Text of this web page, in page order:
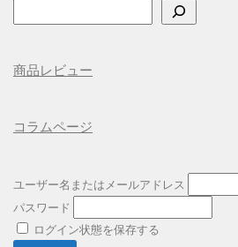
索
商品レビュー
コラムページ
ユーザー名またはメールアドレス
パスワード
ログイン状態を保存する